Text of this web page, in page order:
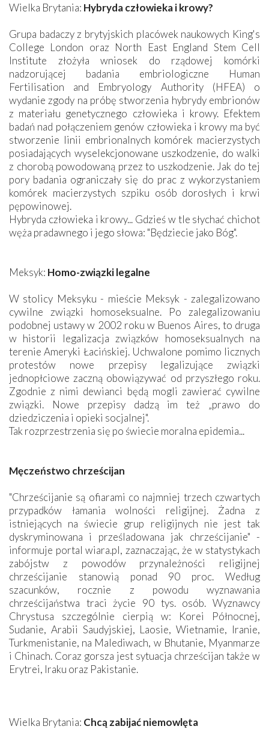
Wielka Brytania: Hybryda człowieka i krowy?
Grupa badaczy z brytyjskich placówek naukowych King's
College London oraz North East England Stem Cell
Institute złożyła wniosek do rządowej komórki
nadzorującej badania embriologiczne Human
Fertilisation and Embryology Authority (HFEA) o
wydanie zgody na próbę stworzenia hybrydy embrionów
z materiału genetycznego człowieka i krowy. Efektem
badań nad połączeniem genów człowieka i krowy ma być
stworzenie linii embrionalnych komórek macierzystych
posiadających wyselekcjonowane uszkodzenie, do walki
z chorobą powodowaną przez to uszkodzenie. Jak do tej
pory badania ograniczały się do prac z wykorzystaniem
komórek macierzystych szpiku osób dorosłych i krwi
pępowinowej.
Hybryda człowieka i krowy... Gdzieś w tle słychać chichot
węża pradawnego i jego słowa: "Będziecie jako Bóg".
Meksyk: Homo-związki legalne
W stolicy Meksyku - mieście Meksyk - zalegalizowano
cywilne związki homoseksualne. Po zalegalizowaniu
podobnej ustawy w 2002 roku w Buenos Aires, to druga
w historii legalizacja związków homoseksualnych na
terenie Ameryki Łacińskiej. Uchwalone pomimo licznych
protestów nowe przepisy legalizujące związki
jednopłciowe zaczną obowiązywać od przyszłego roku.
Zgodnie z nimi dewianci będą mogli zawierać cywilne
związki. Nowe przepisy dadzą im też „prawo do
dziedziczenia i opieki socjalnej".
Tak rozprzestrzenia się po świecie moralna epidemia...
Męczeństwo chrześcijan
"Chrześcijanie są ofiarami co najmniej trzech czwartych
przypadków łamania wolności religijnej. Żadna z
istniejących na świecie grup religijnych nie jest tak
dyskryminowana i prześladowana jak chrześcijanie" -
informuje portal wiara.pl, zaznaczając, że w statystykach
zabójstw z powodów przynależności religijnej
chrześcijanie stanowią ponad 90 proc. Według
szacunków, rocznie z powodu wyznawania
chrześcijaństwa traci życie 90 tys. osób. Wyznawcy
Chrystusa szczególnie cierpią w: Korei Północnej,
Sudanie, Arabii Saudyjskiej, Laosie, Wietnamie, Iranie,
Turkmenistanie, na Malediwach, w Bhutanie, Myanmarze
i Chinach. Coraz gorsza jest sytuacja chrześcijan także w
Erytrei, Iraku oraz Pakistanie.
Wielka Brytania: Chcą zabijać niemowlęta